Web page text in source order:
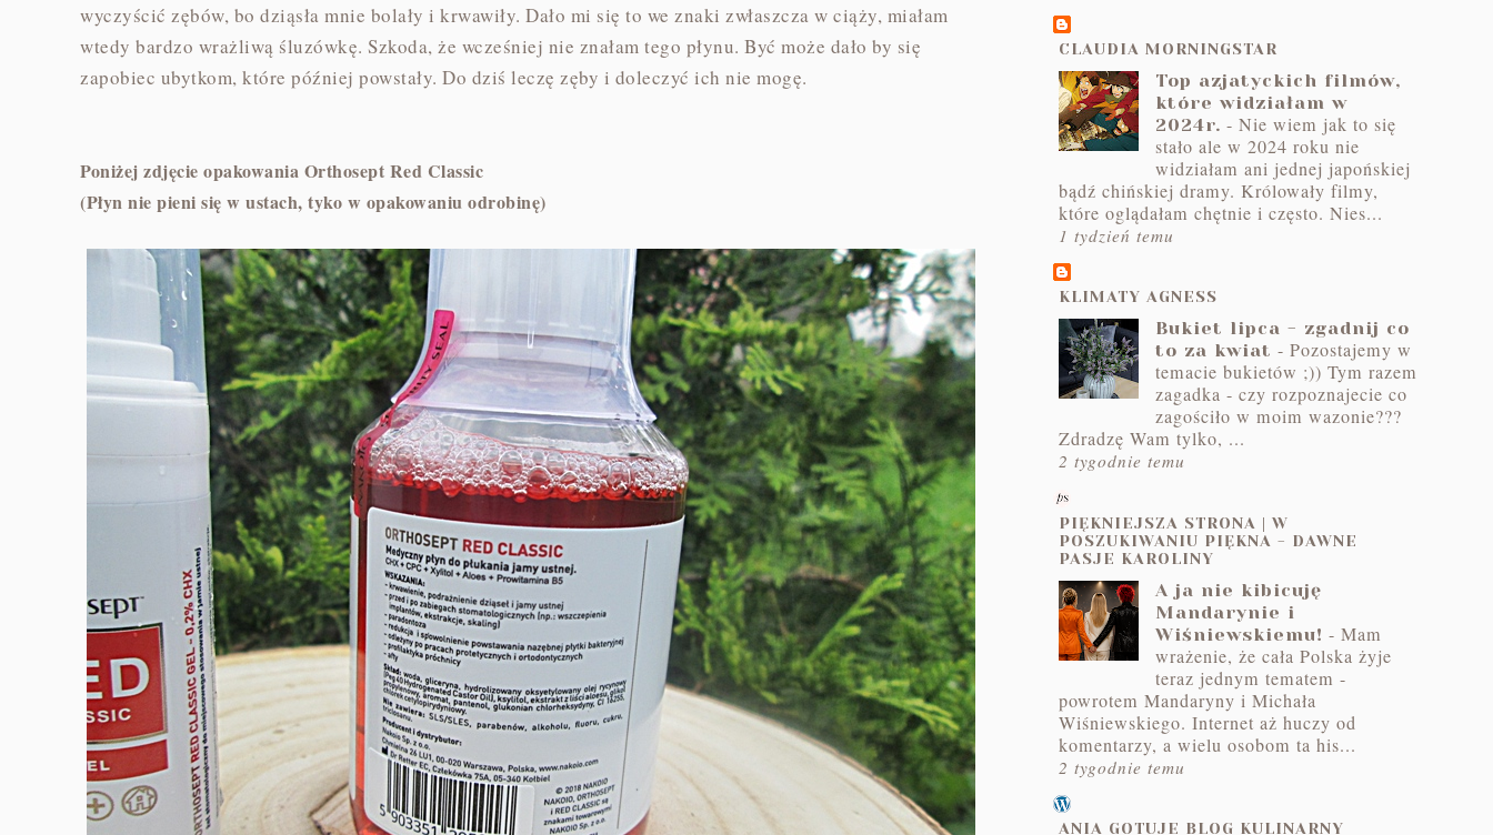
wyczyścić zębów, bo dziąsła mnie bolały i krwawiły. Dało mi się to we znaki zwłaszcza w ciąży, miałam
wtedy bardzo wrażliwą śluzówkę. Szkoda, że wcześniej nie znałam tego płynu. Być może dało by się
zapobiec ubytkom, które później powstały. Do dziś leczę zęby i doleczyć ich nie mogę.
Poniżej zdjęcie opakowania Orthosept Red Classic
(Płyn nie pieni się w ustach, tyko w opakowaniu odrobinę)
CLAUDIA MORNINGSTAR
Top azjatyckich filmów,
które widziałam w
2024r. - Nie wiem jak to się
stało ale w 2024 roku nie
widziałam ani jednej japońskiej
bądź chińskiej dramy. Królowały filmy,
które oglądałam chętnie i często. Nies...
1 tydzień temu
KLIMATY AGNESS
Bukiet lipca - zgadnij co
to za kwiat - Pozostajemy w
temacie bukietów ;)) Tym razem
zagadka - czy rozpoznajecie co
zagościło w moim wazonie???
Zdradzę Wam tylko, ...
2 tygodnie temu
PIĘKNIEJSZA STRONA | W
POSZUKIWANIU PIĘKNA - DAWNE
PASJE KAROLINY
A ja nie kibicuję
Mandarynie i
Wiśniewskiemu! - Mam
wrażenie, że cała Polska żyje
teraz jednym tematem -
powrotem Mandaryny i Michała
Wiśniewskiego. Internet aż huczy od
komentarzy, a wielu osobom ta his...
2 tygodnie temu
ANIA GOTUJE BLOG KULINARNY